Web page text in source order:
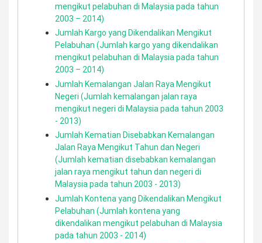
mengikut pelabuhan di Malaysia pada tahun
2003 – 2014)
Jumlah Kargo yang Dikendalikan Mengikut
Pelabuhan (Jumlah kargo yang dikendalikan
mengikut pelabuhan di Malaysia pada tahun
2003 – 2014)
Jumlah Kemalangan Jalan Raya Mengikut
Negeri (Jumlah kemalangan jalan raya
mengikut negeri di Malaysia pada tahun 2003
- 2013)
Jumlah Kematian Disebabkan Kemalangan
Jalan Raya Mengikut Tahun dan Negeri
(Jumlah kematian disebabkan kemalangan
jalan raya mengikut tahun dan negeri di
Malaysia pada tahun 2003 - 2013)
Jumlah Kontena yang Dikendalikan Mengikut
Pelabuhan (Jumlah kontena yang
dikendalikan mengikut pelabuhan di Malaysia
pada tahun 2003 - 2014)